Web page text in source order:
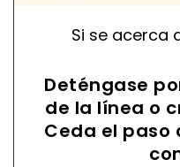
Si se acerca
Deténgase
de la línea o
Ceda el